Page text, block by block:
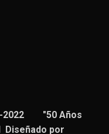
2022 "50 Años
por